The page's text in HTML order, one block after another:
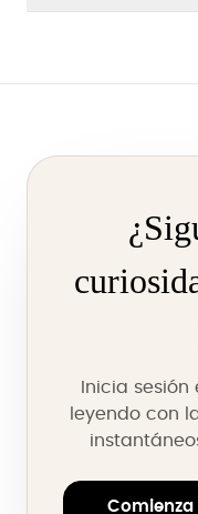
Inicia
leyendo con
Comienza